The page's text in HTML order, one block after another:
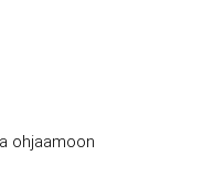
ohjaamoon